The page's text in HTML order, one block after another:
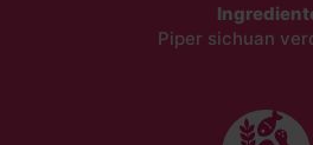
Piper sichuan